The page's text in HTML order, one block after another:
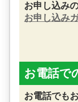
お申し込み
お申し込み
お電話で
お電話でも